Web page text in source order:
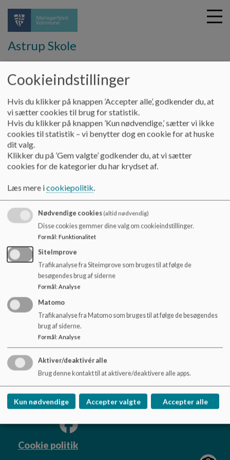
n
Astrup Skole
Skolebestyrelsen Vejledning til Aula
Vejledning til Aula
Her er Guide og information til brug af Aula.
mod elever og forældre. Her finder du trin for trin guide og
vejledningsvideoer)
Kort video om funktioner i AULA(Videoguide)
Du kan også finde svar på ofte stillede spørgsmål om Aula
påhttps://www.dr.dk/engagement/taet-paa/spoerg-
eksperterne-aula
Astrup Skole
Hadsundvej 11, 9510 Arden
astrupskole@mariagerfjord.dk
97114900
EAN NR.
5798004219614
Tilgængelighedserklæring
Sitemap
Cookie politik
Cookieindstillinger
Hvis du klikker på knappen ’Accepter alle’, godkender du, at
vi sætter cookies til brug for statistik.
Hvis du klikker på knappen ’Kun nødvendige,’ sætter vi ikke
cookies til statistik – vi benytter dog en cookie for at huske
dit valg.
Klikker du på ’Gem valgte’ godkender du, at vi sætter
cookies for de kategorier du har krydset af.
Læs mere icookiepolitik.
Nødvendige cookies(altid nødvendig)
Disse cookies gemmer dine valg om cookieindstillinger.
Formål: Funktionalitet
SiteImprove
Trafikanalyse fra Siteimprove som bruges til at følge de
besøgendes brug af siderne
Formål : Analyse
Matomo
Trafikanalyse fra Matomo som bruges til at følge de besøgendes
brug af siderne.
Formål: Analyse
Aktiver/deaktivér alle
Brug denne kontakt til at aktivere/deaktivere alle apps.
Kun nødvendige Accepter valgte Accepter alle